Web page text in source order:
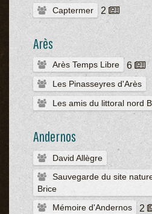
Captermer 2
Arès
Arès Temps Libre 6
Les Pinasseyres d'Arès
Les amis du littoral nord
Andernos
David Allègre
Sauvegarde du site
Brice
Mémoire d'Andernos
2